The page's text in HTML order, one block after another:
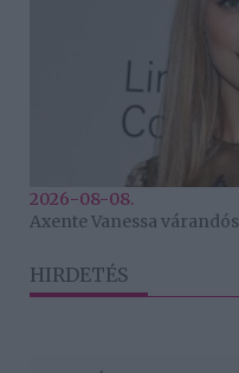
2026-08-08.
Axente Vanessa várandós
HIRDETÉS